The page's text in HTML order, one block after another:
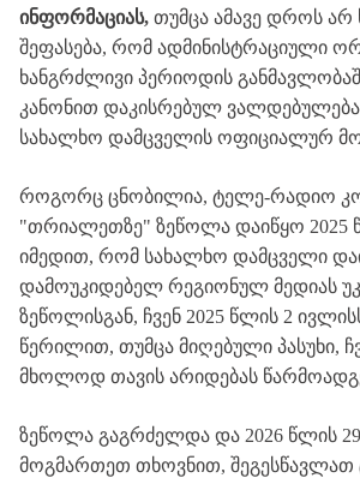
ინფორმაციას, თუმცა ამავე დროს არ
შეფასება, რომ ადმინისტრაციული
ხანგრძლივი პერიოდის
კანონით დაკისრებულ
სახალხო დამცველის ოფიციალურ
როგორც ცნობილია, ტელე-რადიო
"თრიალეთზე" ზეწოლა დაიწყო 2025
იმედით, რომ სახალხო დამცველი
დამოუკიდებელ რეგიონულ მედიას
ზეწოლისგან, ჩვენ 2025 წლის 2
წერილით, თუმცა მიღებული პასუხი,
მხოლოდ თავის არიდებას
ზეწოლა გაგრძელდა და 2026 წლის 29
მოგმართეთ თხოვნით, შეგესწავლათ